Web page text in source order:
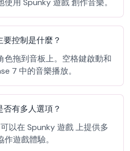
用 Spunky 遊戲 創作音樂。
控制是什麼？
色拖到音板上。空格鍵啟動和
7 中的音樂播放。
有多人選項？
以在 Spunky 遊戲 上提供多
遊戲體驗。